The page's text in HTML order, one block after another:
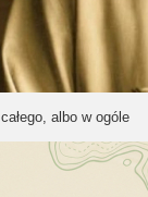
albo w ogóle